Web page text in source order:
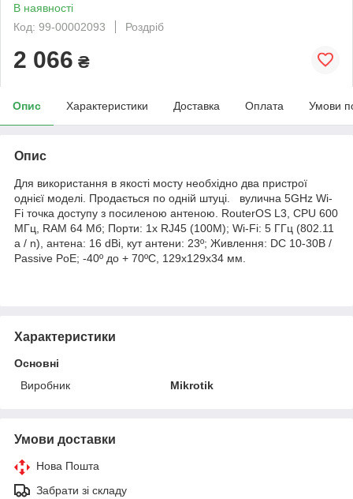
В наявності
Код: 99-00002093
Роздріб
2 066 ₴
Опис Характеристики Доставка Оплата Умови
Опис
Для використання в якості мосту необхідно два пристрої
однієї моделі. Продається по одній штуці. вулична 5GHz Wi-
Fi точка доступу з посиленою антеною. RouterOS L3, CPU 600
МГц, RAM 64 Мб; Порти: 1x RJ45 (100M); Wi-Fi: 5 ГГц (802.11
a / n), антена: 16 dBi, кут антени: 23º; Живлення: DC 10-30В /
Passive PoE; -40º до + 70ºC, 129х129х34 мм.
Характеристики
Основні
Виробник
Mikrotik
Умови доставки
Нова Пошта
Забрати зі складу